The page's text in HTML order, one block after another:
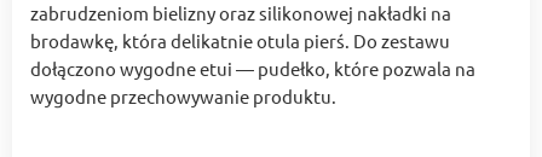
zabrudzeniom bielizny oraz silikonowej nakładki na
brodawkę, która delikatnie otula pierś. Do zestawu
dołączono wygodne etui — pudełko, które pozwala na
wygodne przechowywanie produktu.